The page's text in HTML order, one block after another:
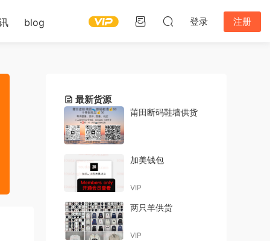
blog 登录 注册
最新货源
莆田断码鞋墙供货
加美钱包
VIP
两只羊供货
VIP